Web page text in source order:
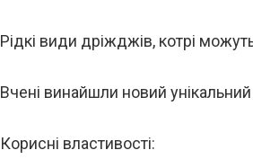
Рідкі види дріжджів, котрі
Вчені винайшли новий
Корисні властивості: